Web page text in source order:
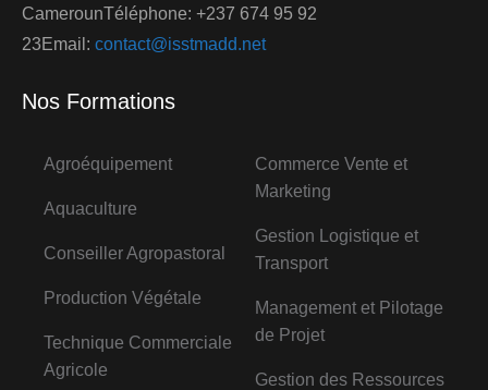
CamerounTéléphone: +237 674 95 92
23Email: contact@isstmadd.net
Nos Formations
Agroéquipement
Aquaculture
Conseiller Agropastoral
Production Végétale
Technique Commerciale
Agricole
Commerce Vente et
Marketing
Gestion Logistique et
Transport
Management et Pilotage
de Projet
Gestion des Ressources